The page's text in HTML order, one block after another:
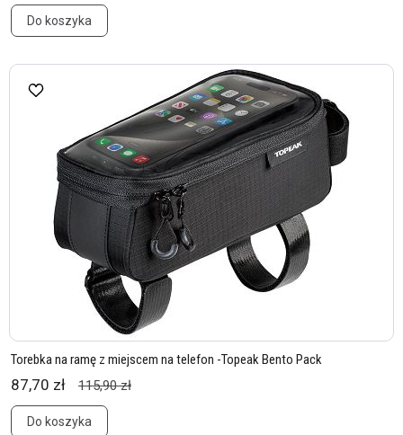
Do koszyka
Torebka na ramę z miejscem na telefon -Topeak Bento Pack
87,70 zł 115,90 zł
Do koszyka